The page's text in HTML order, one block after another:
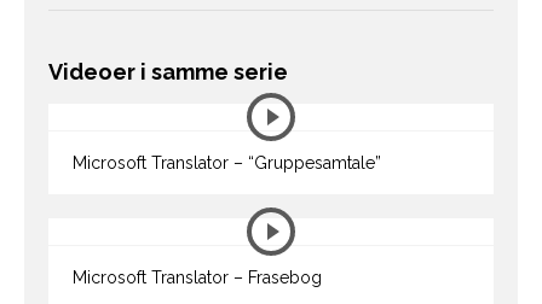
Videoer i samme serie
Microsoft Translator – “Gruppesamtale”
Microsoft Translator – Frasebog